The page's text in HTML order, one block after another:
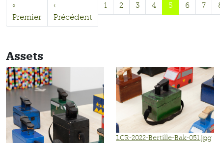
«
Premier
‹
Précédent
1 2 3 4 5 6 7
Assets
LCR-2022-Bertille-Bak-051.jpg